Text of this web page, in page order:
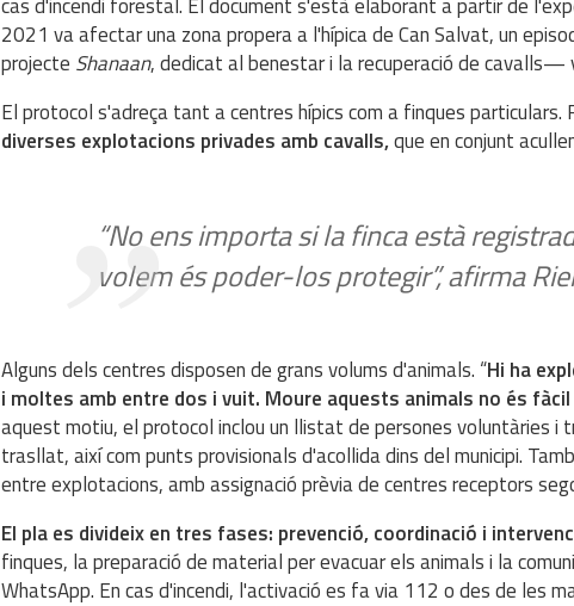
cas d'incendi forestal. El document s'està elaborant a partir de
2021 va afectar una zona propera a l'hípica de Can Salvat, un
projecte Shanaan, dedicat al benestar i la recuperació de cavalls—
El protocol s'adreça tant a centres hípics com a finques particulars.
diverses explotacions privades amb cavalls,que en conjunt
“No ens importa si la finca està
volem és poder-los protegir”, afirma
Alguns dels centres disposen de grans volums d'animals. “Hi ha
i moltes amb entre dos i vuit. Moure aquests animals no és
aquest motiu, el protocol inclou un llistat de persones voluntàries i
trasllat, així com punts provisionals d'acollida dins del municipi.
entre explotacions, amb assignació prèvia de centres receptors
El pla es divideix en tres fases: prevenció, coordinació i
finques, la preparació de material per evacuar els animals i la
WhatsApp. En cas d'incendi, l'activació es fa via 112 o des de les